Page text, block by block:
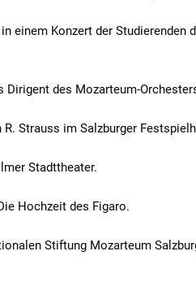
einem Konzert der
des Mozarteum-
Strauss im Salzburger
Stadttheater.
Hochzeit des Figaro.
Stiftung Mozarteum